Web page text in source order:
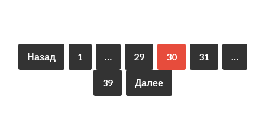
Назад 1 … 29 30 31 …
39 Далее